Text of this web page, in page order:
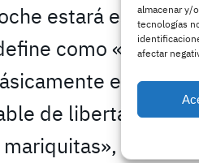
almacenar y/
tecnologías
afectar
estará
como «música
excluye
de libertad o no
aclaró,